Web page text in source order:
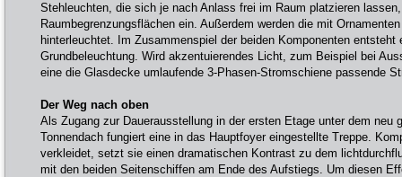
Stehleuchten, die sich je nach Anlass frei im Raum platzieren
Raumbegrenzungsflächen ein. Außerdem werden die mit
hinterleuchtet. Im Zusammenspiel der beiden Komponenten entsteht
Grundbeleuchtung. Wird akzentuierendes Licht, zum Beispiel bei
eine die Glasdecke umlaufende 3-Phasen-Stromschiene passende
Der Weg nach oben
Als Zugang zur Dauerausstellung in der ersten Etage unter dem neu
Tonnendach fungiert eine in das Hauptfoyer eingestellte Treppe.
verkleidet, setzt sie einen dramatischen Kontrast zu dem
mit den beiden Seitenschiffen am Ende des Aufstiegs. Um diesen